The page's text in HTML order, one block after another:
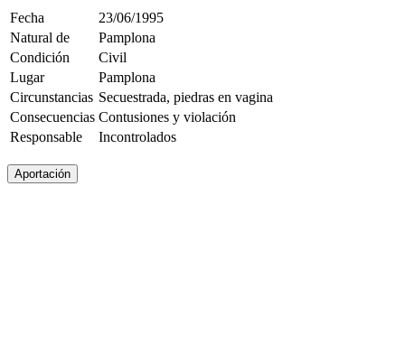
Fecha
23/06/1995
Natural de
Pamplona
Condición
Civil
Lugar
Pamplona
Circunstancias Secuestrada, piedras en vagina
Consecuencias Contusiones y violación
Responsable
Incontrolados